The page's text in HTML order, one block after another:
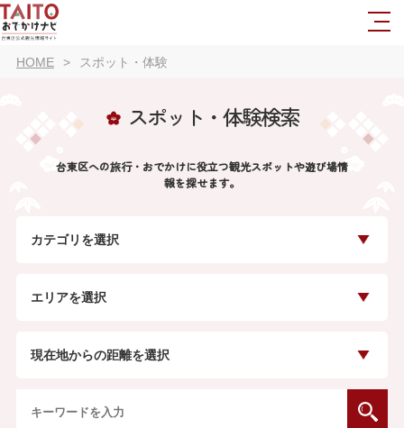
HOME スポット・体験
スポット・体験検索
台東区への旅行・おでかけに役立つ観光スポットや遊び場情
報を探せます。
カテゴリを選択
エリアを選択
現在地からの距離を選択